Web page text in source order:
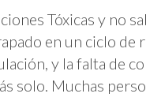
Tóxicas y no
en un ciclo de
y la falta de
solo. Muchas